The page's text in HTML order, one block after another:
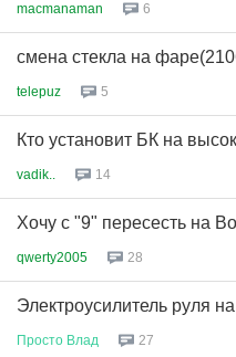
macmanaman 6
смена стекла на
telepuz 5
Кто установит БК на
vadik.. 14
Хочу с "9" пересесть на
qwerty2005 28
Электроусилитель руля
Просто Влад 27